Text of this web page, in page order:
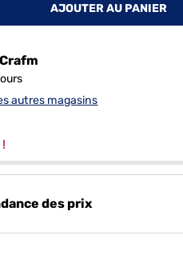
AJOUTER AU PANIER
Crafm
autres magasins
des prix